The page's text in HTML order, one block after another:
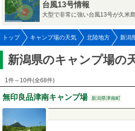
台風13号情報
大型で非常に強い台風13号が久米
トップ キャンプ場の天気 北陸地方 新潟
新潟県のキャンプ場の
1件～10件(全68件)
無印良品津南キャンプ場 新潟県津南町